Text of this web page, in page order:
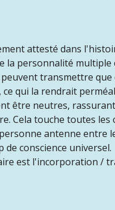
attesté dans
la personnalité
transmettre
qui la rendrait
être neutres,
Cela touche toutes
antenne
de conscience universel.
est l'incorporation /